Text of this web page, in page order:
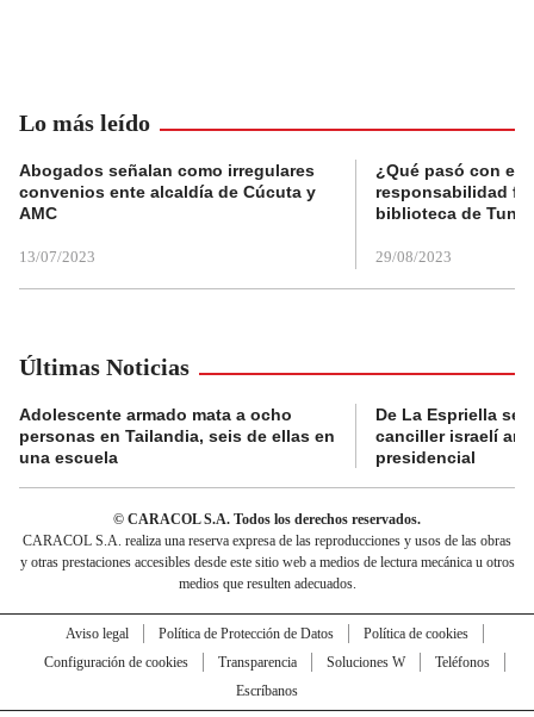
Lo más leído
Abogados señalan como irregulares
convenios ente alcaldía de Cúcuta y
AMC
13/07/2023
¿Qué pasó con el
responsabilidad
biblioteca de
29/08/2023
Últimas Noticias
Adolescente armado mata a ocho
personas en Tailandia, seis de ellas en
una escuela
De La Espriella se
canciller israelí
presidencial
© CARACOL S.A. Todos los derechos reservados.
CARACOL S.A. realiza una reserva expresa de las reproducciones y usos de las obras
y otras prestaciones accesibles desde este sitio web a medios de lectura mecánica u otros
medios que resulten adecuados.
Aviso legal Política de Protección de Datos
Política de cookies
Configuración de cookies
Transparencia Soluciones W
Teléfonos
Escríbanos